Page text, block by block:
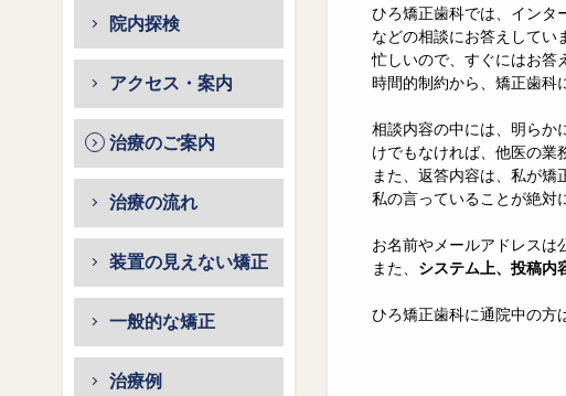
院内探検
アクセス・案内
治療のご案内
治療の流れ
装置の見えない矯正
一般的な矯正
治療例
ひろ矯正歯科では、インタ
などの相談にお答えしてい
忙しいので、すぐにはお答
時間的制約から、矯正歯科
相談内容の中には、明らか
けでもなければ、他医の業
また、返答内容は、私が矯
私の言っていることが絶対
お名前やメールアドレスは
また、 システム上、投稿内
ひろ矯正歯科に通院中の方